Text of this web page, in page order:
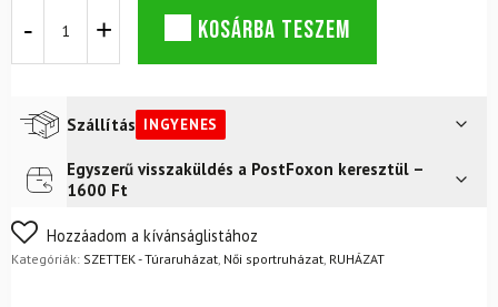
Alpine
dzseki
magenta
Ultra
női
Cinder
szett
KOSÁRBA TESZEM
Szállítás INGYENES
Futár a címreIngyenes
FoxPost
Egyszerű visszaküldés a PostFoxon keresztül –
1600 Ft
Nem biztos a választásában? Semmi gond – a terméket
egyszerűen visszaküldheti 14 napon belül, indoklás nélkül.
Hozzáadom a kívánságlistához
Kategóriák: SZETTEK - Túraruházat, Női sportruházat, RUHÁZAT